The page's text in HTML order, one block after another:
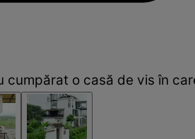
cumpărat o casă de vis în